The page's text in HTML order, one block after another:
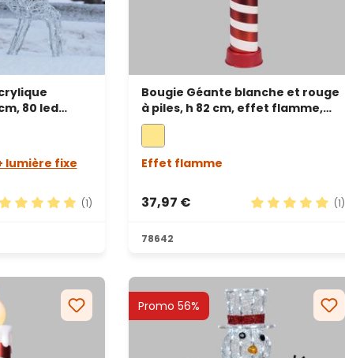
80 led
lumière fixe
(1)
Bougie Géante blanche et rouge
à piles, h 82 cm, effet flamme,
LED blanc chaud
Effet flamme
37,97 €
(1)
78642
Promo 56%